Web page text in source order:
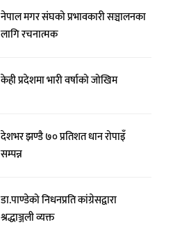
नेपाल मगर संघको प्रभावकारी सञ्चालनका
लागि रचनात्मक
केही प्रदेशमा भारी वर्षाको जोखिम
देशभर झण्डै ७० प्रतिशत धान रोपाइँ
सम्पन्न
डा.पाण्डेको निधनप्रति कांग्रेसद्वारा
श्रद्धाञ्जली व्यक्त